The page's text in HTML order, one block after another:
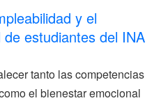
y el
estudiantes del INA
tanto las competencias
el bienestar emocional